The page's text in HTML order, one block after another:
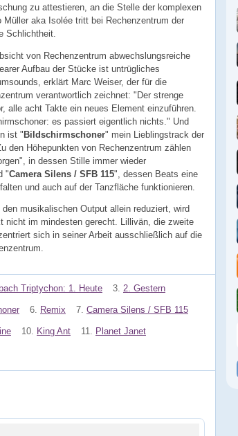
zu attestieren, an die Stelle der komplexen
Müller aka Isolée tritt bei Rechenzentrum der
Schlichtheit.
von Rechenzentrum abwechslungsreiche
Aufbau der Stücke ist untrügliches
erklärt Marc Weiser, der für die
verantwortlich zeichnet: "Der strenge
alle acht Takte ein neues Element einzuführen.
es passiert eigentlich nichts." Und
ist "Bildschirmschoner" mein Lieblingstrack der
den Höhepunkten von Rechenzentrum zählen
in dessen Stille immer wieder
"Camera Silens / SFB 115", dessen Beats eine
und auch auf der Tanzfläche funktionieren.
musikalischen Output allein reduziert, wird
nicht im mindesten gerecht. Lillivän, die zweite
sich in seiner Arbeit ausschließlich auf die
Triptychon: 1. Heute 3. 2. Gestern
6. Remix 7. Camera Silens / SFB 115
10. King Ant 11. Planet Janet